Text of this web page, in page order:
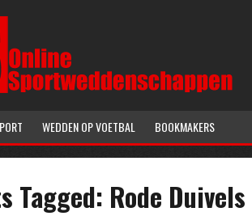
WEDDEN OP VOETBAL BOOKMAKERS
Tagged: Rode Duivels